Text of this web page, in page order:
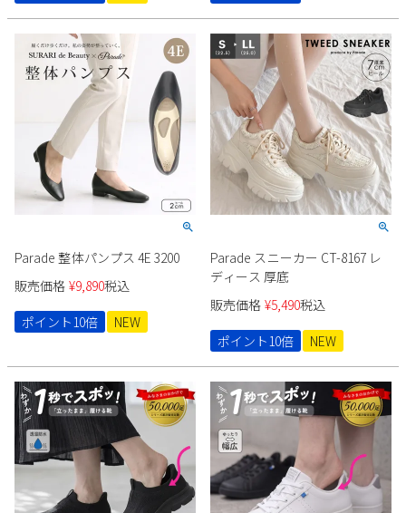
moz
new balance
puma
Parade
SKECHERS
EDWIN
new balance
new balance
asics
瞬足
トートバッグ
ショルダーバッグ
財布
会員サービス
お問い合わせ
メルマガ購買
営業日カレンダー
休業日 お問い合わせ窓口休業日
2026 年8月
日 月 木 金
9
10 11 13 14
15
16
17 18 20 21
22
29
30
31
2026 年9月
Parade 整体パンプス 4E 3200
販売価格 ¥9,890税込
ポイント10倍
NEW
Parade スニーカー CT-8167 レ
ディース 厚底
販売価格 ¥5,490税込
ポイント10倍
NEW